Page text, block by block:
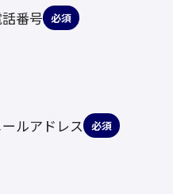
番号 必須
ールアドレス 必須